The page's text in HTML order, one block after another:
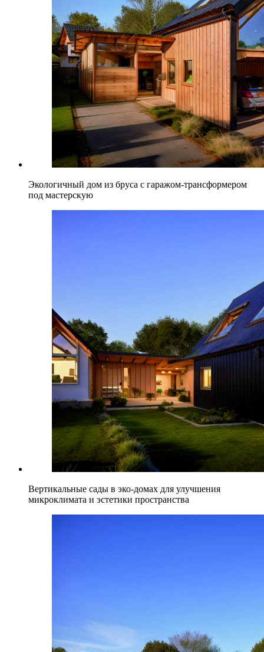
Экологичный дом из бруса с гаражом-трансформером
под мастерскую
Вертикальные сады в эко-домах для улучшения
микроклимата и эстетики пространства